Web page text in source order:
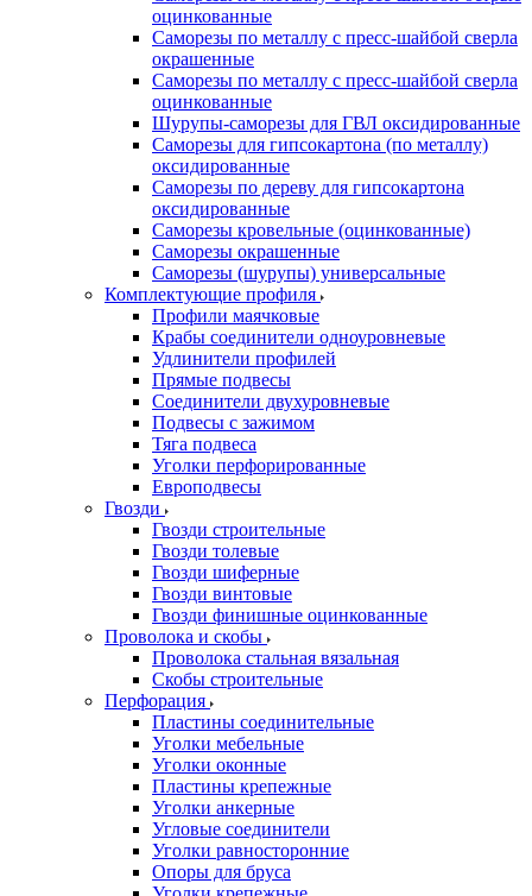
оцинкованные
Саморезы по металлу с пресс-шайбой сверла
окрашенные
Саморезы по металлу с пресс-шайбой сверла
оцинкованные
Шурупы-саморезы для ГВЛ оксидированные
Саморезы для гипсокартона (по металлу)
оксидированные
Саморезы по дереву для гипсокартона
оксидированные
Саморезы кровельные (оцинкованные)
Саморезы окрашенные
Саморезы (шурупы) универсальные
Комплектующие профиля
Профили маячковые
Крабы соединители одноуровневые
Удлинители профилей
Прямые подвесы
Соединители двухуровневые
Подвесы с зажимом
Тяга подвеса
Уголки перфорированные
Европодвесы
Гвозди
Гвозди строительные
Гвозди толевые
Гвозди шиферные
Гвозди винтовые
Гвозди финишные оцинкованные
Проволока и скобы
Проволока стальная вязальная
Скобы строительные
Перфорация
Пластины соединительные
Уголки мебельные
Уголки оконные
Пластины крепежные
Уголки анкерные
Угловые соединители
Уголки равносторонние
Опоры для бруса